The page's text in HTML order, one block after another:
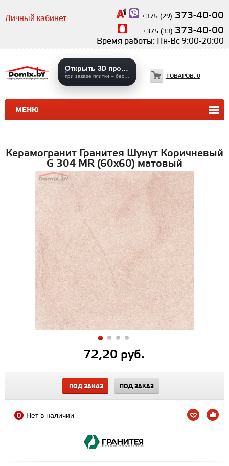
Личный кабинет +375 (29) 373-40-00
+375 (33) 373-40-00
Время работы: Пн-Вс 9:00-20:00
МЕНЮ
Открыть 3D проекты
ТОВАРОВ: 0
КЕРАМИЧЕСКАЯ ПЛИТКА
Керамогранит Гранитея Шунут Коричневый
G 304 MR (60х60) матовый
72,20 руб.
ПОД ЗАКАЗ ПОД ЗАКАЗ
Нет в наличии